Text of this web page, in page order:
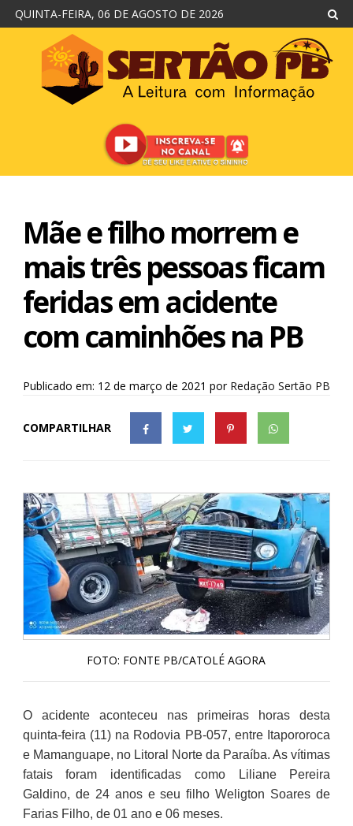
QUINTA-FEIRA, 06 DE AGOSTO DE 2026
Mãe e filho morrem e
mais três pessoas ficam
feridas em acidente
com caminhões na PB
Publicado em: 12 de março de 2021 por Redação Sertão PB
COMPARTILHAR
FOTO: FONTE PB/CATOLÉ AGORA
O acidente aconteceu nas primeiras horas desta
quinta-feira (11) na Rodovia PB-057, entre Itapororoca
e Mamanguape, no Litoral Norte da Paraíba. As vítimas
fatais foram identificadas como Liliane Pereira
Galdino, de 24 anos e seu filho Weligton Soares de
Farias Filho, de 01 ano e 06 meses.